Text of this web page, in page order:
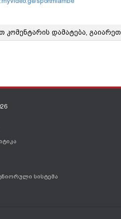
კომენტარის დამატება, გაიარეთ
სისტემა